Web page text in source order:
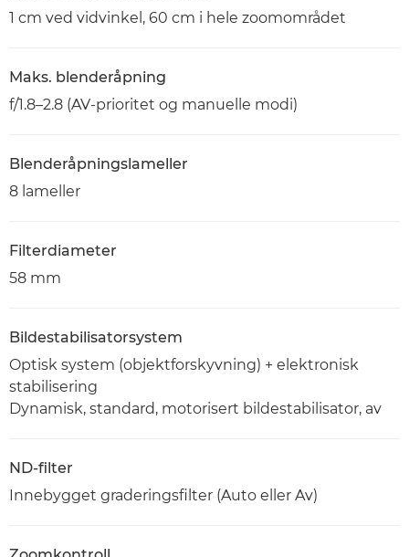
1 cm ved vidvinkel, 60 cm i hele zoomområdet
Maks. blenderåpning
f/1.8–2.8 (AV-prioritet og manuelle modi)
Blenderåpningslameller
8 lameller
Filterdiameter
58 mm
Bildestabilisatorsystem
Optisk system (objektforskyvning) + elektronisk
stabilisering
Dynamisk, standard, motorisert bildestabilisator, av
ND-filter
Innebygget graderingsfilter (Auto eller Av)